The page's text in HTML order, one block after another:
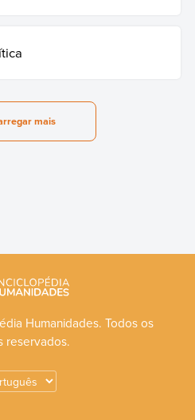
mais
Humanidades. Todos os
reservados.